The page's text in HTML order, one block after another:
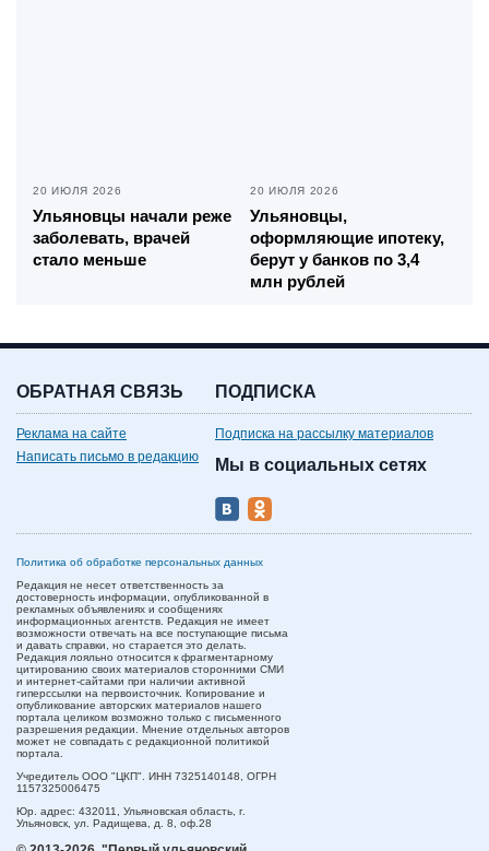
20 ИЮЛЯ 2026
Ульяновцы начали реже
заболевать, врачей
стало меньше
20 ИЮЛЯ 2026
Ульяновцы,
оформляющие ипотеку,
берут у банков по 3,4
млн рублей
ОБРАТНАЯ СВЯЗЬ
Реклама на сайте
Написать письмо в редакцию
ПОДПИСКА
Подписка на рассылку материалов
Мы в социальных сетях
Политика об обработке персональных данных
Редакция не несет ответственность за
достоверность информации, опубликованной в
рекламных объявлениях и сообщениях
информационных агентств. Редакция не имеет
возможности отвечать на все поступающие письма
и давать справки, но старается это делать.
Редакция лояльно относится к фрагментарному
цитированию своих материалов сторонними СМИ
и интернет-сайтами при наличии активной
гиперссылки на первоисточник. Копирование и
опубликование авторских материалов нашего
портала целиком возможно только с письменного
разрешения редакции. Мнение отдельных авторов
может не совпадать с редакционной политикой
портала.
Учредитель ООО "ЦКП". ИНН 7325140148, ОГРН
1157325006475
Юр. адрес: 432011, Ульяновская область, г.
Ульяновск, ул. Радищева, д. 8, оф.28